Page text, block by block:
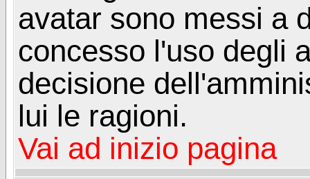
avatar sono messi a
concesso l'uso degli
decisione
lui le ragioni.
Vai ad inizio pagina